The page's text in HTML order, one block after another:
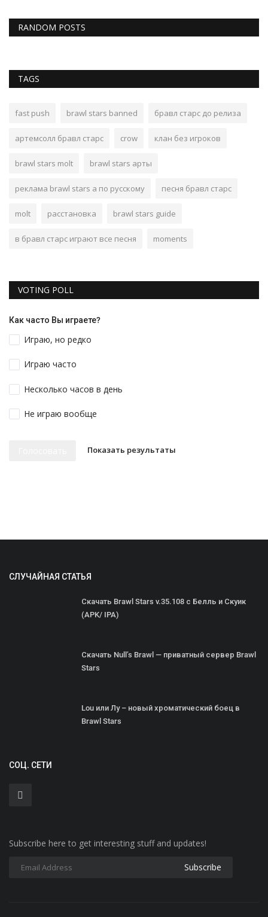
RANDOM POSTS
TAGS
fast push brawl stars banned бравл старс до релиза
артемсолл бравл старс crow клан без игроков
brawl stars molt brawl stars арты
реклама brawl stars а по русскому песня бравл старс
molt расстановка brawl stars guide
в бравл старс играют все песня moments
VOTING POLL
Как часто Вы играете?
Играю, но редко
Играю часто
Несколько часов в день
Не играю вообще
Показать результаты
СЛУЧАЙНАЯ СТАТЬЯ
Скачать Brawl Stars v.35.108 с Белль и Скуик
(APK/ IPA)
Скачать Null’s Brawl — приватный сервер Brawl
Stars
Lou или Лу – новый хроматический боец в
Brawl Stars
СОЦ. СЕТИ
Subscribe here to get interesting stuff and updates!